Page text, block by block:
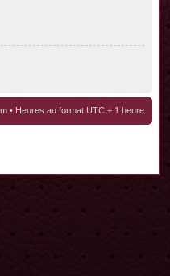
• Heures au format UTC + 1 heure